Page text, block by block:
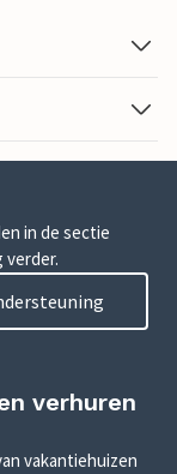
in de sectie
verder.
verhuren
vakantiehuizen